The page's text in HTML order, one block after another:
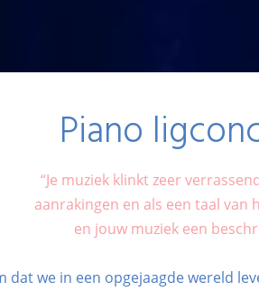
​Piano
​“Je muziek klinkt zeer
aanrakingen en als een taal van
en jouw muziek een
dat we in een opgejaagde wereld